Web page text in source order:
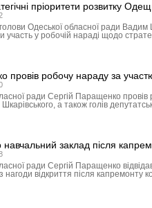
пріоритети розвитку
Одеської обласної ради Вадим
участь у робочій нараді щодо
провів робочу нараду за
ради Сергій Паращенко
а також голів
навчальний заклад після
ради Сергій Паращенко
нагоди відкриття після капремонту